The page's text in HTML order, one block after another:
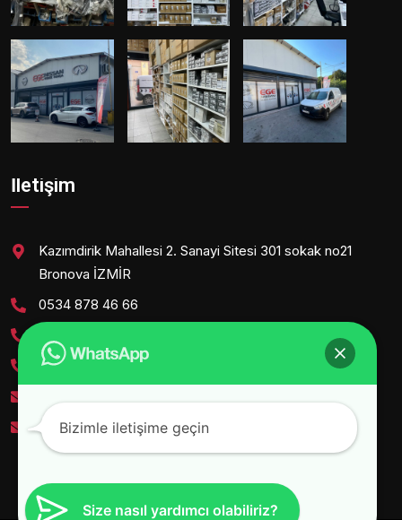
İletişim
Kazımdirik Mahallesi 2. Sanayi Sitesi 301 sokak no21
Bronova İZMİR
0534 878 46 66
0535 625 39 86
caglayan.polat@hotmail.com
Size nasıl yardımcı olabiliriz?
Bizimle iletişime geçin